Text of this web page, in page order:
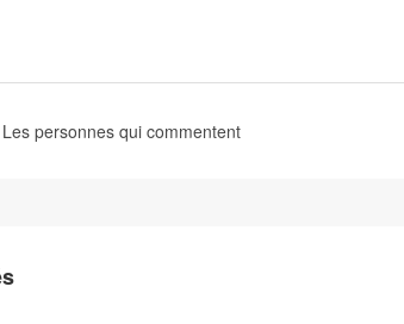
Les personnes qui commentent